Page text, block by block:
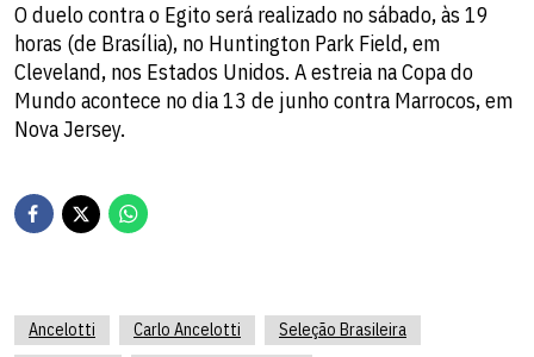
O duelo contra o Egito será realizado no sábado, às 19
horas (de Brasília), no Huntington Park Field, em
Cleveland, nos Estados Unidos. A estreia na Copa do
Mundo acontece no dia 13 de junho contra Marrocos, em
Nova Jersey.
Ancelotti Carlo Ancelotti
Seleção Brasileira